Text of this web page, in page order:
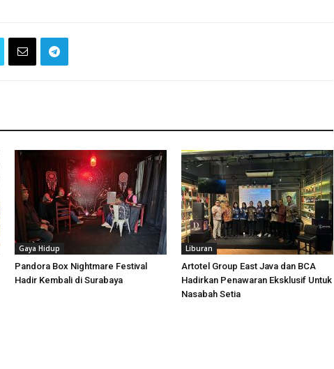
Gaya Hidup
Pandora Box Nightmare Festival
Hadir Kembali di Surabaya
Liburan
Artotel Group East Java dan BCA
Hadirkan Penawaran Eksklusif Untuk
Nasabah Setia